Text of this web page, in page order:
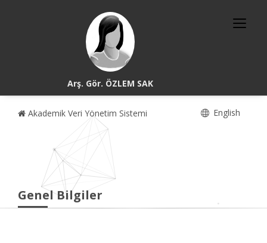
Arş. Gör. ÖZLEM SAK
Akademik Veri Yönetim Sistemi English
Genel Bilgiler